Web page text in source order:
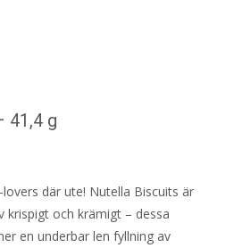
41,4 g
där ute! Nutella Biscuits är
krispigt och krämigt – dessa
en underbar len fyllning av